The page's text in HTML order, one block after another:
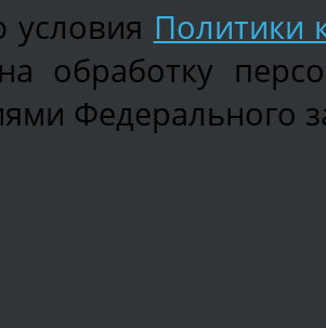
Политики
обработку
Федерального